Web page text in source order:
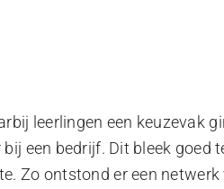
leerlingen een keuzevak
een bedrijf. Dit bleek goed
Zo ontstond er een netwerk